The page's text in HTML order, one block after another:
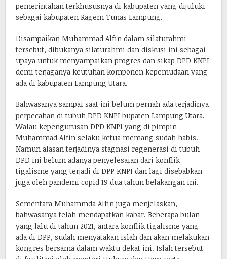
pemerintahan terkhususnya di kabupaten yang dijuluki
sebagai kabupaten Ragem Tunas Lampung.
Disampaikan Muhammad Alfin dalam silaturahmi
tersebut, dibukanya silaturahmi dan diskusi ini sebagai
upaya untuk menyampaikan progres dan sikap DPD KNPI
demi terjaganya keutuhan komponen kepemudaan yang
ada di kabupaten Lampung Utara.
Bahwasanya sampai saat ini belum pernah ada terjadinya
perpecahan di tubuh DPD KNPI bupaten Lampung Utara.
Walau kepengurusan DPD KNPI yang di pimpin
Muhammad Alfin selaku ketua memang sudah habis.
Namun alasan terjadinya stagnasi regenerasi di tubuh
DPD ini belum adanya penyelesaian dari konflik
tigalisme yang terjadi di DPP KNPI dan lagi disebabkan
juga oleh pandemi copid 19 dua tahun belakangan ini.
Sementara Muhammda Alfin juga menjelaskan,
bahwasanya telah mendapatkan kabar. Beberapa bulan
yang lalu di tahun 2021, antara konflik tigalisme yang
ada di DPP, sudah menyatakan islah dan akan melakukan
kongres bersama dalam waktu dekat ini. Islah tersebut